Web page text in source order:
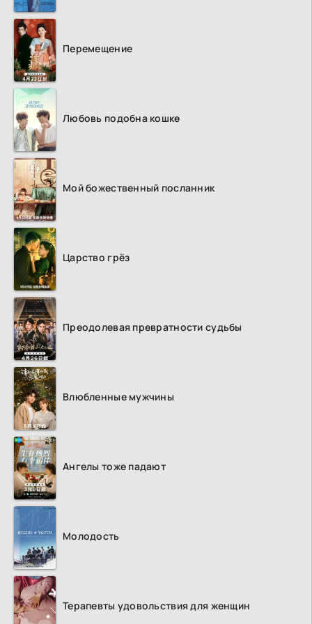
Перемещение
Любовь подобна кошке
Мой божественный посланник
Царство грёз
Преодолевая превратности судьбы
Влюбленные мужчины
Ангелы тоже падают
Молодость
Терапевты удовольствия для женщин